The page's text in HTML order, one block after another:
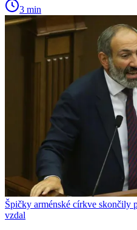
3 min
Špičky arménské církve skončily
vzdal